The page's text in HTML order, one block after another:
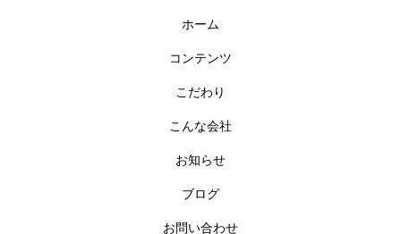
ホーム
コンテンツ
こだわり
こんな会社
お知らせ
ブログ
お問い合わせ